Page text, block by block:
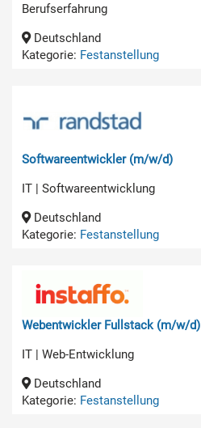
Berufserfahrung
Deutschland
Kategorie: Festanstellung
Softwareentwickler (m/w/d)
IT | Softwareentwicklung
Deutschland
Kategorie: Festanstellung
Webentwickler Fullstack (m/w/d)
IT | Web-Entwicklung
Deutschland
Kategorie: Festanstellung